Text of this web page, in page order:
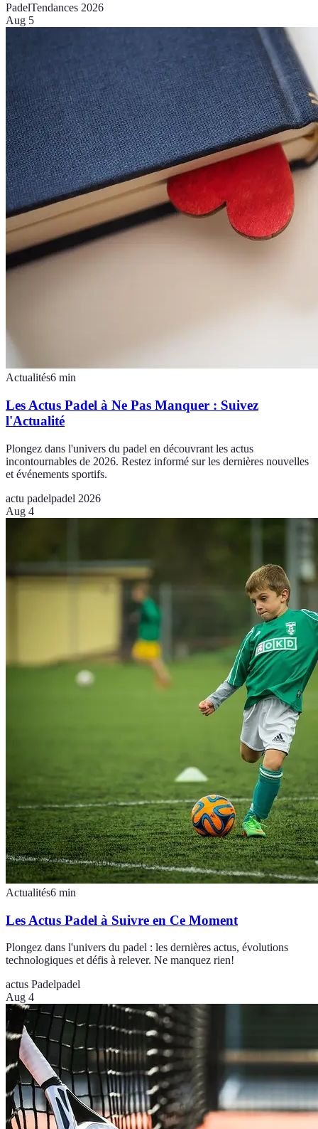
PadelTendances 2026
Aug 5
Actualités6 min
Les Actus Padel à Ne Pas Manquer : Suivez
l'Actualité
Plongez dans l'univers du padel en découvrant les actus
incontournables de 2026. Restez informé sur les dernières nouvelles
et événements sportifs.
actu padelpadel 2026
Aug 4
Actualités6 min
Les Actus Padel à Suivre en Ce Moment
Plongez dans l'univers du padel : les dernières actus, évolutions
technologiques et défis à relever. Ne manquez rien!
actus Padelpadel
Aug 4